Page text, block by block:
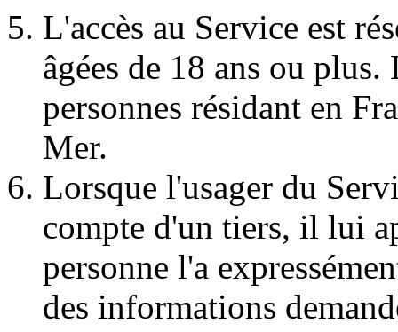
L'accès au Service est
âgées de 18 ans ou
personnes résidant en
Mer.
Lorsque l'usager du
compte d'un tiers, il lui
personne l'a
des informations